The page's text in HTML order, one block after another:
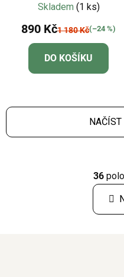
Skladem (1 ks)
890 Kč1 180 Kč(–24 %)
DO KOŠÍKU
36